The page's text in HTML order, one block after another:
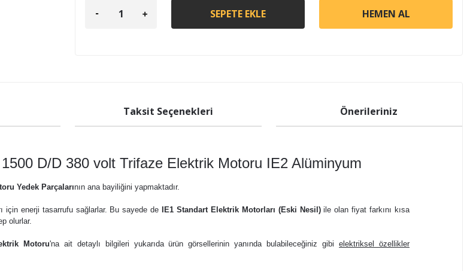
SEPETE EKLE HEMEN AL
Taksit Seçenekleri Önerileriniz
D/D 380 volt Trifaze Elektrik Motoru IE2 Alüminyum
Yedek Parçalarının ana bayiliğini yapmaktadır.
için enerji tasarrufu sağlarlar. Bu sayede de IE1 Standart Elektrik Motorları (Eski Nesil)ile olan fiyat farkını kısa
olurlar.
Motoru'na ait detaylı bilgileri yukarıda ürün görsellerinin yanında bulabileceğiniz gibielektriksel özellikler